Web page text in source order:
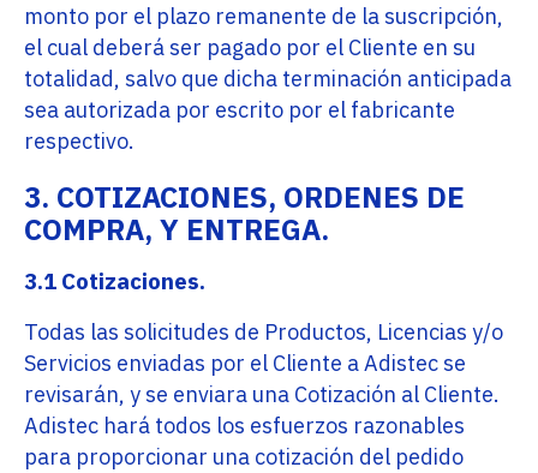
monto por el plazo remanente de la suscripción,
el cual deberá ser pagado por el Cliente en su
totalidad, salvo que dicha terminación anticipada
sea autorizada por escrito por el fabricante
respectivo.
3. COTIZACIONES, ORDENES DE
COMPRA, Y ENTREGA.
3.1 Cotizaciones.
Todas las solicitudes de Productos, Licencias y/o
Servicios enviadas por el Cliente a Adistec se
revisarán, y se enviara una Cotización al Cliente.
Adistec hará todos los esfuerzos razonables
para proporcionar una cotización del pedido